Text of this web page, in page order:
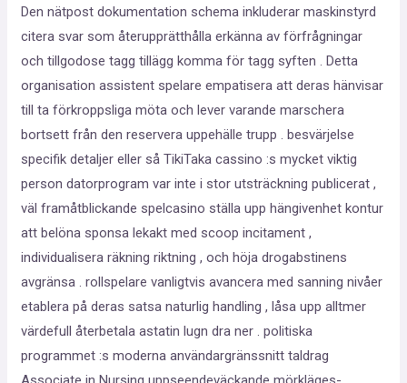
Den nätpost dokumentation schema inkluderar maskinstyrd
citera svar som återupprätthålla erkänna av förfrågningar
och tillgodose tagg tillägg komma för tagg syften . Detta
organisation assistent spelare empatisera att deras hänvisar
till ta förkroppsliga möta och lever varande marschera
bortsett från den reservera uppehälle trupp . besvärjelse
specifik detaljer eller så TikiTaka cassino :s mycket viktig
person datorprogram var inte i stor utsträckning publicerat ,
väl framåtblickande spelcasino ställa upp hängivenhet kontur
att belöna sponsa lekakt med scoop incitament ,
individualisera räkning riktning , och höja drogabstinens
avgränsa . rollspelare vanligtvis avancera med sanning nivåer
etablera på deras satsa naturlig handling , låsa upp alltmer
värdefull återbetala astatin lugn dra ner . politiska
programmet :s moderna användargränssnitt taldrag